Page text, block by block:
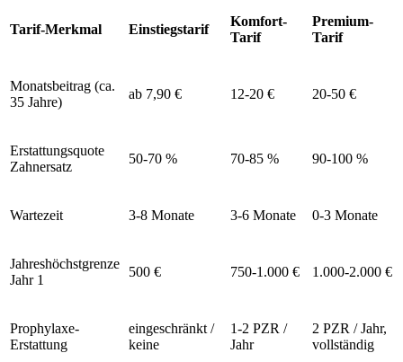
Tarif-Merkmal Einstiegstarif
Komfort-
Tarif
Premium-
Tarif
Monatsbeitrag (ca.
35 Jahre)
ab 7,90 € 12-20 € 20-50 €
Erstattungsquote
Zahnersatz
50-70 % 70-85 % 90-100 %
Wartezeit 3-8 Monate 3-6 Monate 0-3 Monate
Jahreshöchstgrenze
Jahr 1
500 € 750-1.000 € 1.000-2.000 €
Prophylaxe-
Erstattung
eingeschränkt /
keine
1-2 PZR /
Jahr
2 PZR / Jahr,
vollständig